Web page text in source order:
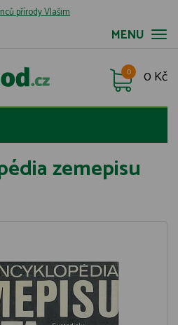
přírody Vlašim
MENU
0 Kč
0
zemepisu